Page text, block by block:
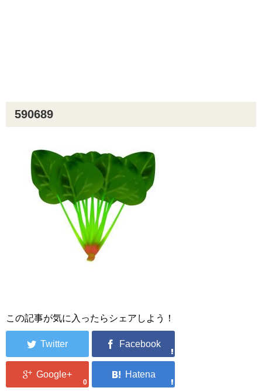
590689
この記事が気に入ったらシェアしよう！
0